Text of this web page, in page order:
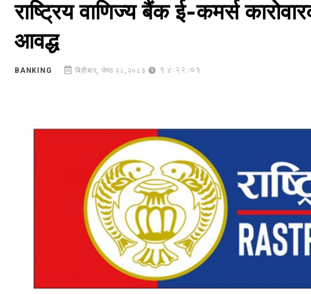
राष्ट्रिय वाणिज्य बैंक ई-कमर्स
आवद्ध
BANKING बिहीबार, जेष्ठ २८,२०८३ 14:22:01